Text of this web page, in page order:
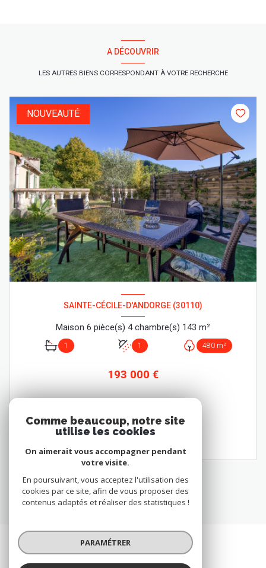
A DÉCOUVRIR
LES AUTRES BIENS CORRESPONDANT À VOTRE RECHERCHE
NOUVEAUTÉ
SAINTE-CÉCILE-D'ANDORGE (30110)
Maison 6 pièce(s) 4 chambre(s) 143 m²
1 1 480 m²
193 000 €
VOIR LE BIEN
Comme beaucoup, notre site
utilise les cookies
On aimerait vous accompagner pendant
votre visite.
En poursuivant, vous acceptez l'utilisation des
cookies par ce site, afin de vous proposer des
contenus adaptés et réaliser des statistiques !
PARAMÉTRER